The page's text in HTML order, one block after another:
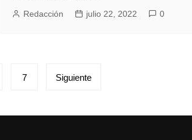
Redacción julio 22, 2022 0
7 Siguiente